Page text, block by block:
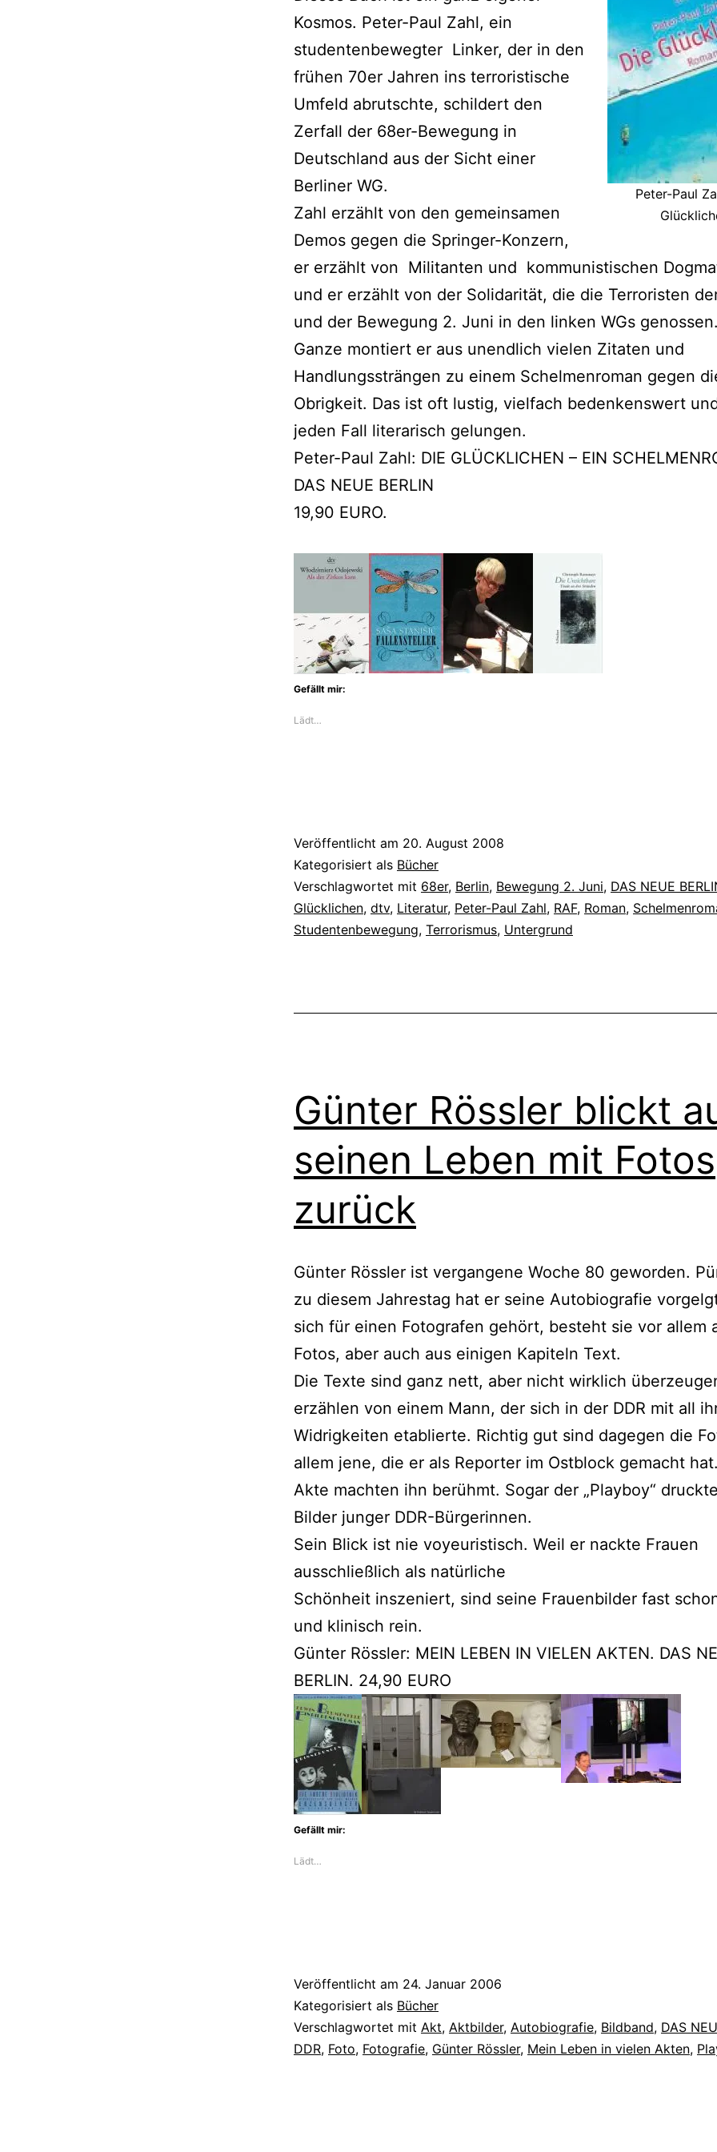
Peter-Paul
Kosmos. Peter-Paul Zahl, ein
studentenbewegter Linker, der in den
frühen 70er Jahren ins terroristische
Umfeld abrutschte, schildert den
Zerfall der 68er-Bewegung in
Deutschland aus der Sicht einer
Berliner WG.
Zahl erzählt von den gemeinsamen
Demos gegen die Springer-Konzern,
er erzählt von Militanten und kommunistischen
und er erzählt von der Solidarität, die die Terroristen
und der Bewegung 2. Juni in den linken WGs
Ganze montiert er aus unendlich vielen Zitaten und
Handlungssträngen zu einem Schelmenroman gegen
Obrigkeit. Das ist oft lustig, vielfach bedenkenswert
jeden Fall literarisch gelungen.
Peter-Paul Zahl: DIE GLÜCKLICHEN – EIN
DAS NEUE BERLIN
19,90 EURO.
Gefällt mir:
Lädt…
Veröffentlicht am 20. August 2008
Kategorisiert als Bücher
Verschlagwortet mit 68er, Berlin, Bewegung 2. Juni, DAS NEUE
Glücklichen, dtv, Literatur, Peter-Paul Zahl, RAF, Roman,
Studentenbewegung, Terrorismus, Untergrund
Günter Rössler blickt
seinen Leben mit Fotos
zurück
Günter Rössler ist vergangene Woche 80 geworden.
zu diesem Jahrestag hat er seine Autobiografie
sich für einen Fotografen gehört, besteht sie vor allem
Fotos, aber auch aus einigen Kapiteln Text.
Die Texte sind ganz nett, aber nicht wirklich
erzählen von einem Mann, der sich in der DDR mit all
Widrigkeiten etablierte. Richtig gut sind dagegen die
allem jene, die er als Reporter im Ostblock gemacht
Akte machten ihn berühmt. Sogar der „Playboy“
Bilder junger DDR-Bürgerinnen.
Sein Blick ist nie voyeuristisch. Weil er nackte Frauen
ausschließlich als natürliche
Schönheit inszeniert, sind seine Frauenbilder fast
und klinisch rein.
Günter Rössler: MEIN LEBEN IN VIELEN AKTEN. DAS
BERLIN. 24,90 EURO
Gefällt mir:
Lädt…
Veröffentlicht am 24. Januar 2006
Kategorisiert als Bücher
Verschlagwortet mit Akt, Aktbilder, Autobiografie, Bildband, DAS
DDR, Foto, Fotografie, Günter Rössler, Mein Leben in vielen Akten,